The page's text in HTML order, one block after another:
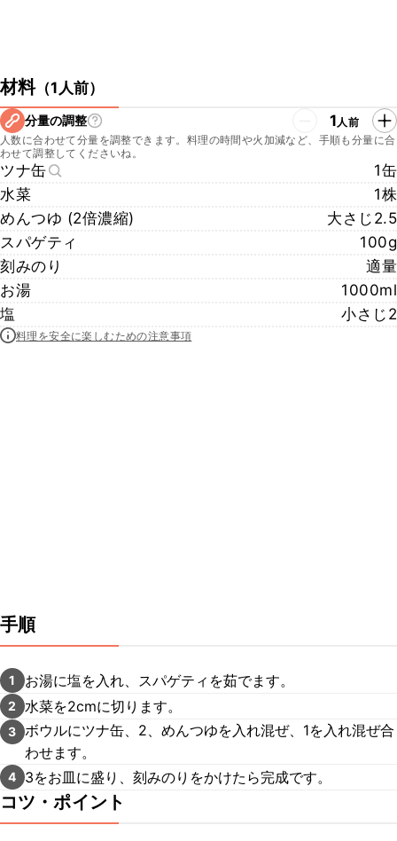
材料（1人前）
分量の調整 1人前
人数に合わせて分量を調整できます。料理の時間や火加減など、手順も分量に合
わせて調整してくださいね。
ツナ缶
1缶
水菜
1株
めんつゆ (2倍濃縮)
大さじ2.5
スパゲティ
100g
刻みのり
適量
お湯
1000ml
塩
小さじ2
料理を安全に楽しむための注意事項
手順
1 お湯に塩を入れ、スパゲティを茹でます。
2 水菜を2cmに切ります。
3 ボウルにツナ缶、2、めんつゆを入れ混ぜ、1を入れ混ぜ合
わせます。
4 3をお皿に盛り、刻みのりをかけたら完成です。
コツ・ポイント